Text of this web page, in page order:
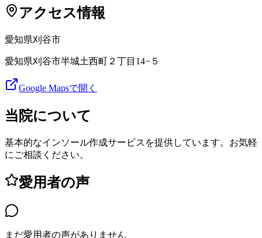
アクセス情報
愛知県刈谷市
愛知県刈谷市半城土西町２丁目14−５
Google Mapsで開く
当院について
基本的なインソール作成サービスを提供しています。お気軽
にご相談ください。
愛用者の声
まだ愛用者の声がありません